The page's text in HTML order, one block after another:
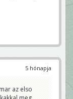
5 hónapja
az elso